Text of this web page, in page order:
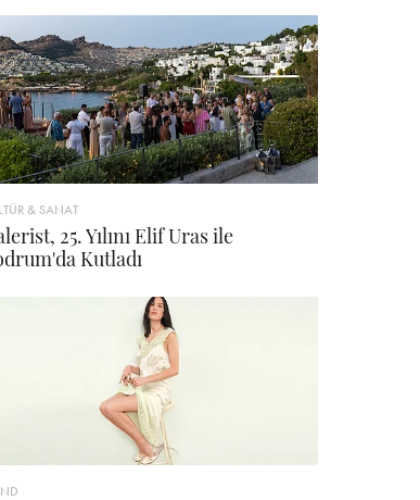
& SANAT
25. Yılını Elif Uras ile
Kutladı